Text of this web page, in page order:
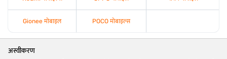
Gionee मोबाइल POCO मोबाइल्स
अस्वीकरण